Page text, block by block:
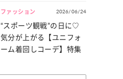
たっぷりとお届け！
ファッション 2026/06/24
“スポーツ観戦”の日に♡
気分が上がる【ユニフォ
ーム着回しコーデ】特集